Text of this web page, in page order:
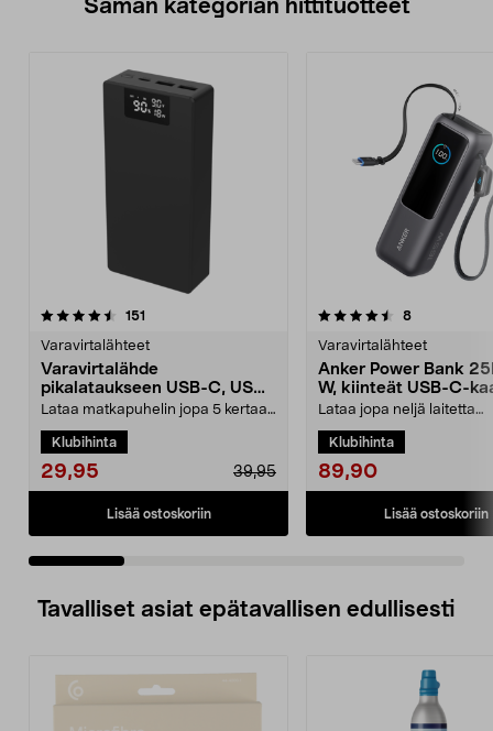
Saman kategorian hittituotteet
151
Varavirtalähteet
Varavirtalähde
pikalataukseen USB-C, USB-
A, 20 000 mAh
Lataa matkapuhelin jopa 5 kertaa
varavirtalähde ...
Klubihinta
29,95 39,95
Lisää ostoskoriin
4.5 viidestä
8arvostelut
Varavirtalähteet
Anker Power Bank
W, kiinteät USB-C-
Lataa jopa neljä laitetta
kokonaisteholla. Anker
Klubihinta
89,90
Lisää ostoskoriin
4.5 viidestä
Tavalliset asiat epätavallisen edullisesti